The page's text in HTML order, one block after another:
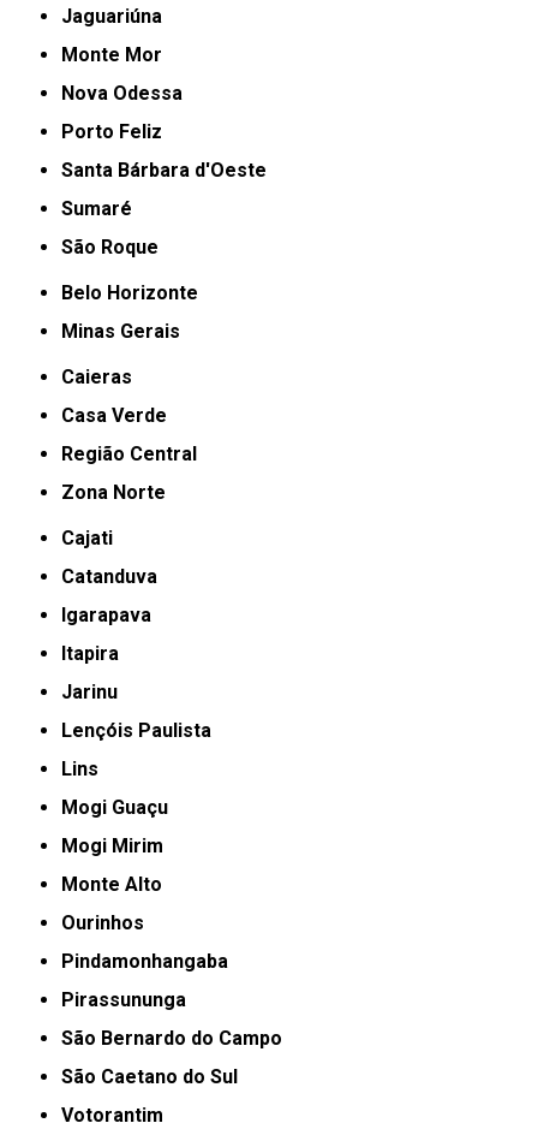
Jaguariúna
Monte Mor
Nova Odessa
Porto Feliz
Santa Bárbara d'Oeste
Sumaré
São Roque
Belo Horizonte
Minas Gerais
Caieras
Casa Verde
Região Central
Zona Norte
Cajati
Catanduva
Igarapava
Itapira
Jarinu
Lençóis Paulista
Lins
Mogi Guaçu
Mogi Mirim
Monte Alto
Ourinhos
Pindamonhangaba
Pirassununga
São Bernardo do Campo
São Caetano do Sul
Votorantim